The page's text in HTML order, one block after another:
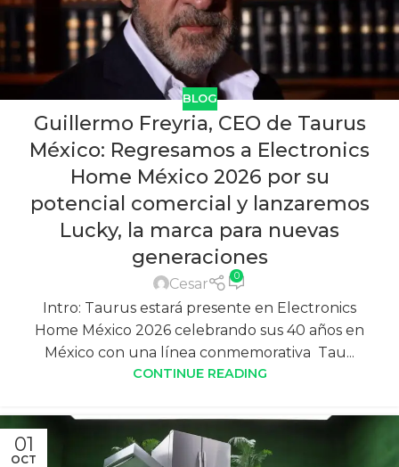
BLOG
Guillermo Freyria, CEO de Taurus
México: Regresamos a Electronics
Home México 2026 por su
potencial comercial y lanzaremos
Lucky, la marca para nuevas
generaciones
Cesar 0
Intro: Taurus estará presente en Electronics
Home México 2026 celebrando sus 40 años en
México con una línea conmemorativa Tau...
CONTINUE READING
01
OCT